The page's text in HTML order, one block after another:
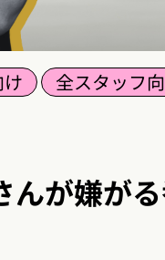
全スタッフ
んが嫌が